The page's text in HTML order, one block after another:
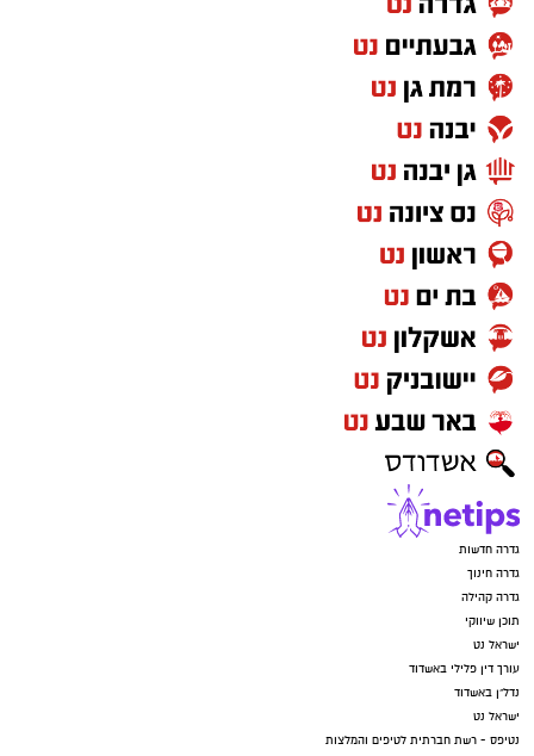
גדרה חדשות
גדרה חינוך
גדרה קהילה
תוכן שיווקי
ישראל נט
עורך דין פלילי באשדוד
נדל"ן באשדוד
ישראל נט
נטיפס - רשת חברתית לטיפים והמלצות